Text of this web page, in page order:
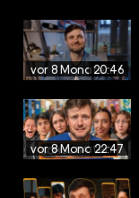
vor 8 Monaten
20:46
vor 8 Monaten
22:47